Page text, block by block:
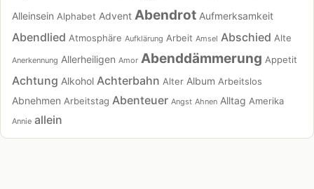
Alleinsein Alphabet Advent Abendrot Aufmerksamkeit
Abendlied Atmosphäre Aufklärung Arbeit Amsel Abschied Alte
Anerkennung Allerheiligen Amor Abenddämmerung Appetit
Achtung Alkohol Achterbahn Alter Album Arbeitslos
Abnehmen Arbeitstag Abenteuer Angst Ahnen Alltag Amerika
Annie allein